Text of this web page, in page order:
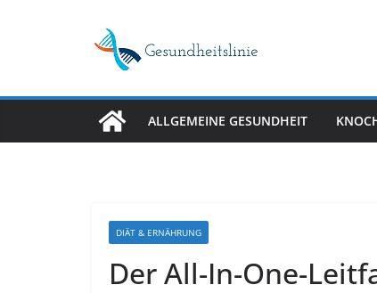
ALLGEMEINE GESUNDHEIT
DIÄT & ERNÄHRUNG
Der All-In-One-